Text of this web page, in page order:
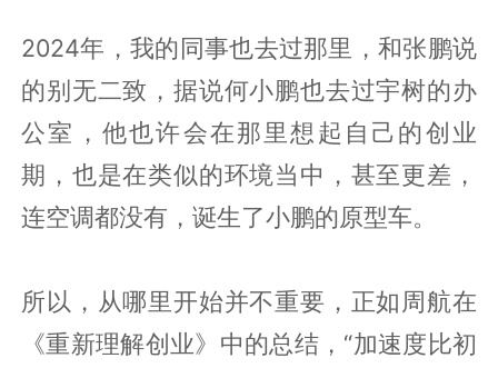
2024年，我的同事也去过那里，和张鹏说
的别无二致，据说何小鹏也去过宇树的办
公室，他也许会在那里想起自己的创业
期，也是在类似的环境当中，甚至更差，
连空调都没有，诞生了小鹏的原型车。
所以，从哪里开始并不重要，正如周航在
《重新理解创业》中的总结，“加速度比初